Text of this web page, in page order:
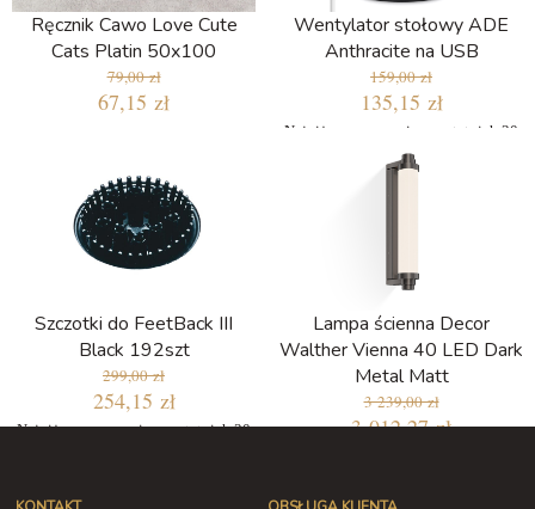
Ręcznik Cawo Love Cute
Cats Platin 50x100
79,00 zł
67,15 zł
Wentylator stołowy ADE
Anthracite na USB
159,00 zł
135,15 zł
Najniższa cena w ciągu ostatnich 30
dni: 135,15 zł
Szczotki do FeetBack III
Black 192szt
299,00 zł
254,15 zł
Najniższa cena w ciągu ostatnich 30
Lampa ścienna Decor
Walther Vienna 40 LED Dark
Metal Matt
3 239,00 zł
3 012,27 zł